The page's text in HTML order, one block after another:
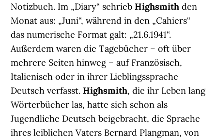
Notizbuch. Im „Diary“ schriebHighsmith den
Monat aus: „Juni“, während in den „Cahiers“
das numerische Format galt: „21.6.1941“.
Außerdem waren die Tagebücher – oft über
mehrere Seiten hinweg – auf Französisch,
Italienisch oder in ihrer Lieblingssprache
Deutsch verfasst.Highsmith, die ihr Leben lang
Wörterbücher las, hatte sich schon als
Jugendliche Deutsch beigebracht, die Sprache
ihres leiblichen Vaters Bernard Plangman, von